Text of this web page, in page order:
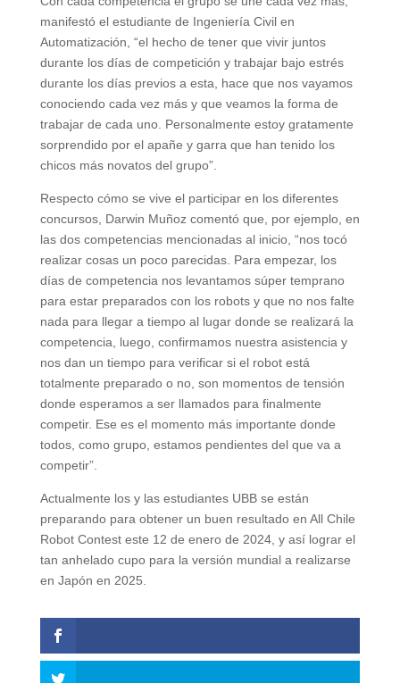
manifestó el estudiante de Ingeniería Civil en
Automatización, “el hecho de tener que vivir juntos
durante los días de competición y trabajar bajo estrés
durante los días previos a esta, hace que nos vayamos
conociendo cada vez más y que veamos la forma de
trabajar de cada uno. Personalmente estoy gratamente
sorprendido por el apañe y garra que han tenido los
chicos más novatos del grupo”.
Respecto cómo se vive el participar en los diferentes
concursos, Darwin Muñoz comentó que, por ejemplo, en
las dos competencias mencionadas al inicio, “nos tocó
realizar cosas un poco parecidas. Para empezar, los
días de competencia nos levantamos súper temprano
para estar preparados con los robots y que no nos falte
nada para llegar a tiempo al lugar donde se realizará la
competencia, luego, confirmamos nuestra asistencia y
nos dan un tiempo para verificar si el robot está
totalmente preparado o no, son momentos de tensión
donde esperamos a ser llamados para finalmente
competir. Ese es el momento más importante donde
todos, como grupo, estamos pendientes del que va a
competir”.
Actualmente los y las estudiantes UBB se están
preparando para obtener un buen resultado en All Chile
Robot Contest este 12 de enero de 2024, y así lograr el
tan anhelado cupo para la versión mundial a realizarse
en Japón en 2025.